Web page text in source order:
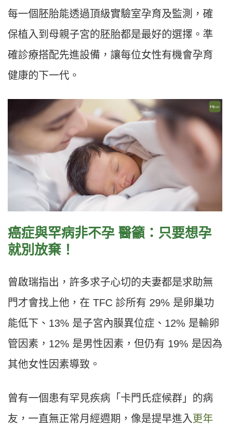
每一個胚胎能透過頂級實驗室孕育及監測，確
保植入到母親子宮的胚胎都是最好的選擇。準
確診療搭配先進設備，讓每位女性有機會孕育
健康的下一代。
癌症與罕病非不孕 醫籲：只要想孕
就別放棄！
曾啟瑞指出，許多求子心切的夫妻都是求助無
門才會找上他，在 TFC 診所有 29% 是卵巢功
能低下、13% 是子宮內膜異位症、12% 是輸卵
管因素，12% 是男性因素，但仍有 19% 是因為
其他女性因素導致。
曾有一個患有罕見疾病「卡門氏症候群」的病
友，一直無正常月經週期，像是提早進入更年